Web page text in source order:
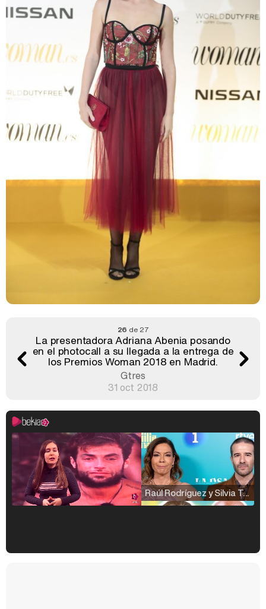
26 de 27
La presentadora Adriana Abenia posando
en el photocall a su llegada a la entrega de
los Premios Woman 2018 en Madrid.
Gtres
31 oct 2018
Raúl Rodríguez y Silvia Taulés nos cuentan su papel en 'La familia de la tele'